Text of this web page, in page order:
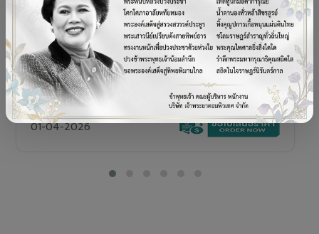
POS TERMINAL
SENOR V+5s
เครื่อง POS All-in-One Touch Screen ดีไซน์พรีเมียม
01-04-2026